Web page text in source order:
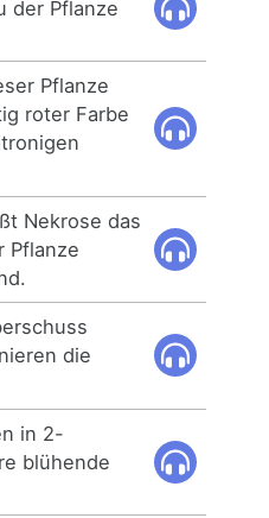
der Pflanze
Pflanze
roter Farbe
Nekrose das
Pflanze
die
in 2-
blühende